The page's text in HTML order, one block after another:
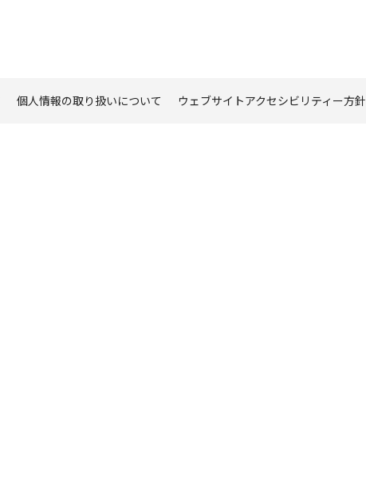
個人情報の取り扱いについて ウェブサイトアクセシビリティー方針